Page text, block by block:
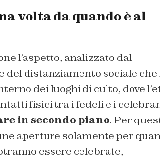
volta da quando è al
l’aspetto, analizzato dal
del distanziamento sociale che
dei luoghi di culto, dove
fisici tra i fedeli e i
in secondo piano. Per
aperture solamente per
essere celebrate,